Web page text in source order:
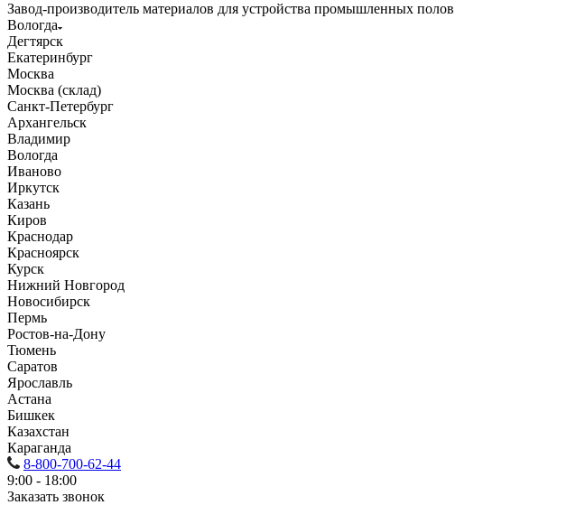
Завод-производитель материалов для устройства промышленных полов
Вологда
Дегтярск
Екатеринбург
Москва
Москва (склад)
Санкт-Петербург
Архангельск
Владимир
Вологда
Иваново
Иркутск
Казань
Киров
Краснодар
Красноярск
Курск
Нижний Новгород
Новосибирск
Пермь
Ростов-на-Дону
Тюмень
Саратов
Ярославль
Астана
Бишкек
Казахстан
Караганда
8-800-700-62-44
9:00 - 18:00
Заказать звонок